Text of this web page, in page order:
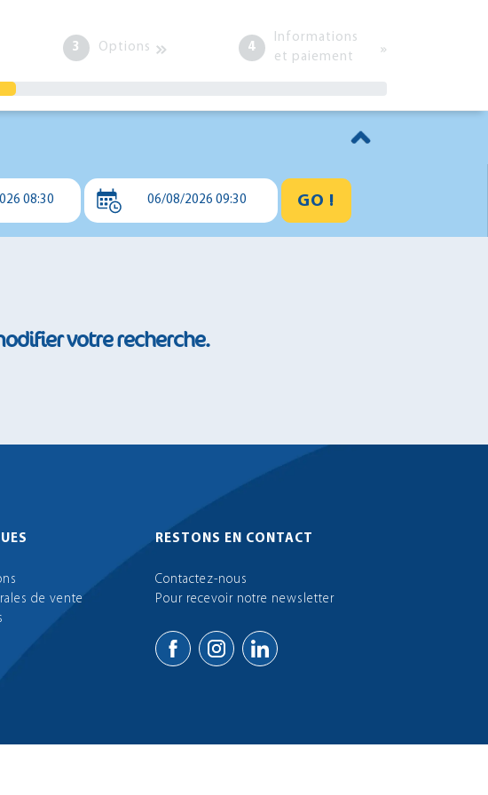
3 Options 4
Informations
et paiement
08:30 06/08/2026 09:30 GO !
votre recherche.
de vente
RESTONS EN CONTACT
Contactez-nous
Pour recevoir notre newsletter